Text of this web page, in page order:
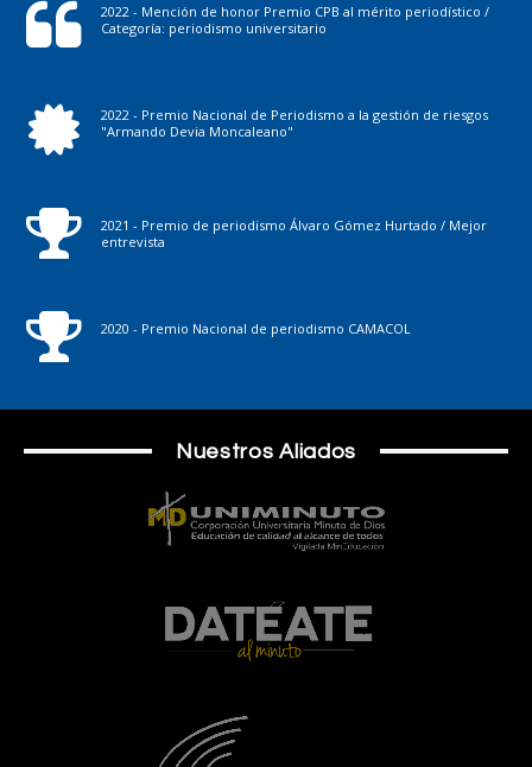
2022 - Mención de honor Premio CPB al mérito periodístico /
Categoría: periodismo universitario
2022 - Premio Nacional de Periodismo a la gestión de riesgos
"Armando Devia Moncaleano"
2021 - Premio de periodismo Álvaro Gómez Hurtado / Mejor
entrevista
2020 - Premio Nacional de periodismo CAMACOL
Nuestros Aliados